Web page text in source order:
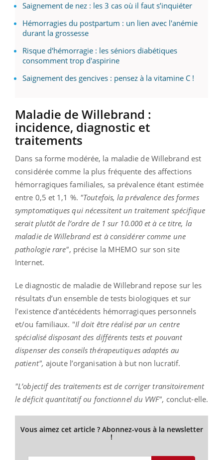
Saignement de nez : les 3 cas où il faut s’inquiéter
Hémorragies du postpartum : un lien avec l'anémie
durant la grossesse
Risque d'hémorragie : les séniors diabétiques
consomment trop d'aspirine
Saignement des gencives : pensez à la vitamine C !
Maladie de Willebrand :
incidence, diagnostic et
traitements
Dans sa forme modérée, la maladie de Willebrand est
considérée comme la plus fréquente des affections
hémorragiques familiales, sa prévalence étant estimée
entre 0,5 et 1,1 %. "Toutefois, la prévalence des formes
symptomatiques qui nécessitent un traitement spécifique
serait plutôt de l’ordre de 1 sur 10.000 et à ce titre, la
maladie de Willebrand est à considérer comme une
pathologie rare", précise la MHEMO sur son site
Internet.
Le diagnostic de maladie de Willebrand repose sur les
résultats d’un ensemble de tests biologiques et sur
l’existence d’antécédents hémorragiques personnels
et/ou familiaux. "Il doit être réalisé par un centre
spécialisé disposant des différents tests et pouvant
dispenser des conseils thérapeutiques adaptés au
patient", ajoute l’organisation à but non lucratif.
"L’objectif des traitements est de corriger transitoirement
le déficit quantitatif ou fonctionnel du VWF", conclut-elle.
Vous aimez cet article ? Abonnez-vous à la newsletter
!